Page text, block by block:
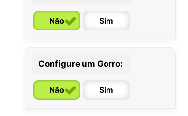
Não Sim
Configure um Gorro:
Não Sim